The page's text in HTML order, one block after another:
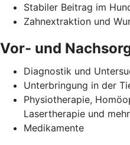
Stabiler Beitrag im
Zahnextraktion und
Vor- und
Diagnostik und
Unterbringung in der
Physiotherapie,
Lasertherapie und mehr
Medikamente